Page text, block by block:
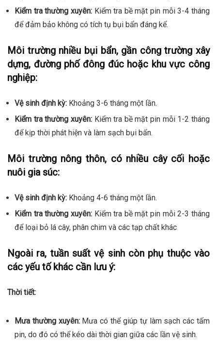
Kiểm tra thường xuyên:Kiểm tra bề mặt pin mỗi 3-4 tháng
để đảm bảo không có tích tụ bụi bẩn đáng kể.
Môi trường nhiều bụi bẩn, gần công trường xây
dựng, đường phố đông đúc hoặc khu vực công
nghiệp:
Vệ sinh định kỳ: Khoảng 3-6 tháng một lần.
Kiểm tra thường xuyên:Kiểm tra bề mặt pin mỗi 1-2 tháng
để kịp thời phát hiện và làm sạch bụi bẩn.
Môi trường nông thôn, có nhiều cây cối hoặc
nuôi gia súc:
Vệ sinh định kỳ: Khoảng 4-6 tháng một lần.
Kiểm tra thường xuyên:Kiểm tra bề mặt pin mỗi 2-3 tháng
để loại bỏ lá cây, phân chim và các tạp chất khác
Ngoài ra, tuần suất vệ sinh còn phụ thuộc vào
các yếu tố khác cần lưu ý:
Thời tiết:
Mưa thường xuyên:Mưa có thể giúp tự làm sạch các tấm
pin, do đó có thể kéo dài thời gian giữa các lần vệ sinh.